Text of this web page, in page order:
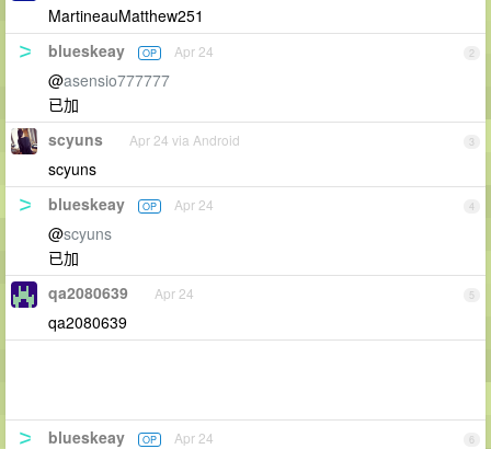
MartineauMatthew251
2
blueskeay OP Apr 24
@asensio777777
已加
3
scyuns Apr 24 via Android
scyuns
4
blueskeay OP Apr 24
@scyuns
已加
5
qa2080639 Apr 24
qa2080639
6
blueskeay OP Apr 24